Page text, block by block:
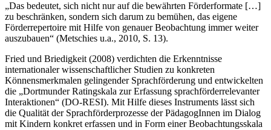
„Das bedeutet, sich nicht nur auf die bewährten Förderformate […]
zu beschränken, sondern sich darum zu bemühen, das eigene
Förderrepertoire mit Hilfe von genauer Beobachtung immer weiter
auszubauen“ (Metschies u.a., 2010, S. 13).
Fried und Briedigkeit (2008) verdichten die Erkenntnisse
internationaler wissenschaftlicher Studien zu konkreten
Könnensmerkmalen gelingender Sprachförderung und entwickelten
die „Dortmunder Ratingskala zur Erfassung sprachförderrelevanter
Interaktionen“ (DO-RESI). Mit Hilfe dieses Instruments lässt sich
die Qualität der Sprachförderprozesse der PädagogInnen im Dialog
mit Kindern konkret erfassen und in Form einer Beobachtungsskala